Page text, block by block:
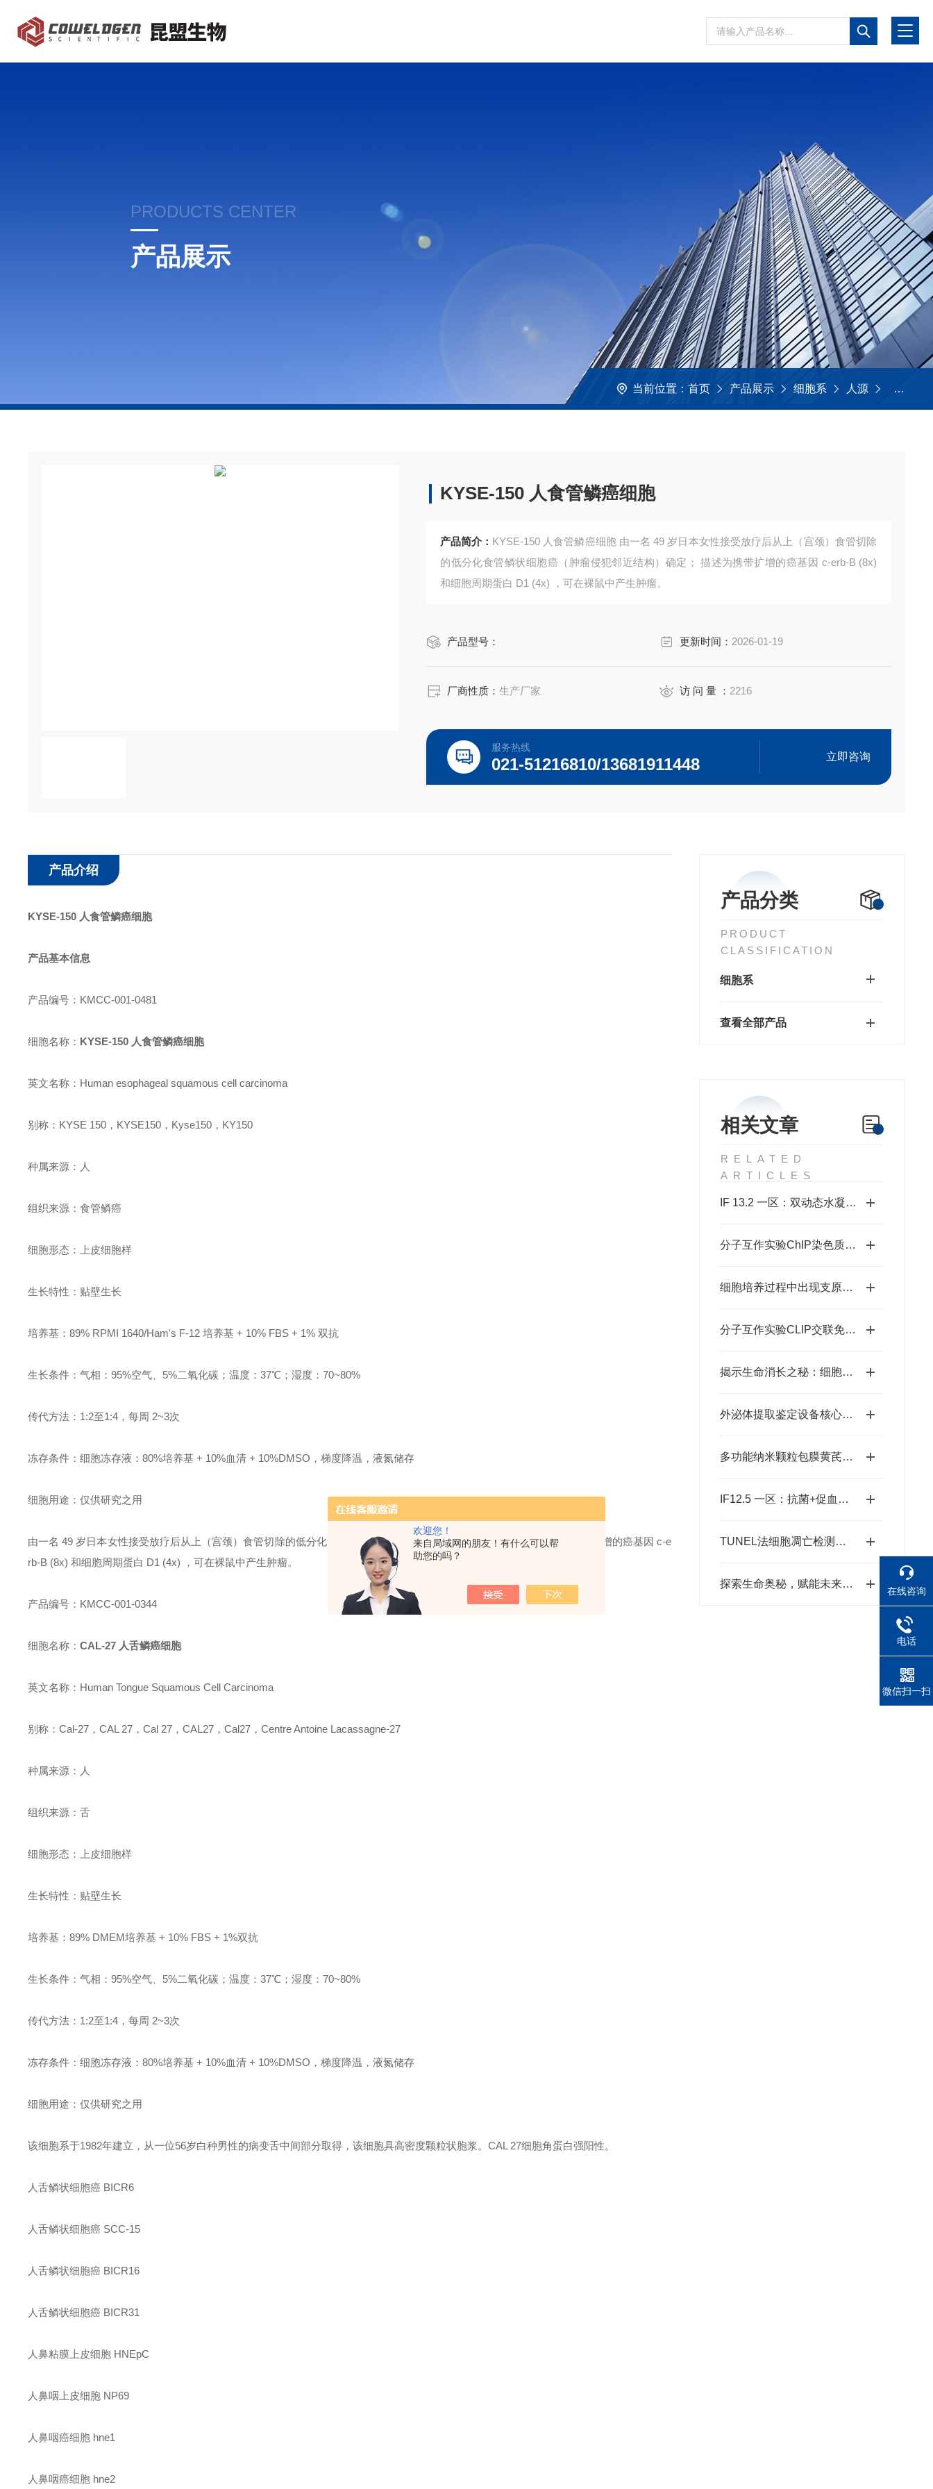
欢迎您！
来自局域网的朋友！有什么可以帮
助您的吗？
PRODUCTS CENTER
产品展示
当前位置： 首页 产品展示 细胞系 人源 KYSE-
KYSE-150 人食管鳞癌细胞
产品简介： KYSE-150 人食管鳞癌细胞 由一名 49 岁日本女性接受放疗后从上（宫颈）食管切除
的低分化食管鳞状细胞癌（肿瘤侵犯邻近结构）确定； 描述为携带扩增的癌基因 c-erb-B (8x)
和细胞周期蛋白 D1 (4x) ，可在裸鼠中产生肿瘤。
产品型号： 更新时间： 2026-01-19
厂商性质：生产厂家 访 问 量 ： 2216
服务热线
021-51216810/13681911448 立即咨询
产品分类
PRODUCT
CLASSIFICATION
细胞系
查看全部产品
相关文章
RELATED
ARTICLES
IF 13.2 一区：双动态水凝胶：糖尿病伤口光疗新时代
分子互作实验ChIP染色质免疫共沉淀
细胞培养过程中出现支原体污染，该怎么办？
分子互作实验CLIP交联免疫共沉淀
揭示生命消长之秘：细胞凋亡检测在生物医学研究中的应用
外泌体提取鉴定设备核心优势与应用场景深度探索
多功能纳米颗粒包膜黄芪多糖和金纳米棒联合聚焦超声治疗乳腺癌
IF12.5 一区：抗菌+促血管生成：壳聚糖水凝胶为糖尿病足治疗注入新希望
TUNEL法细胞凋亡检测假阳性率高怎么破？
探索生命奥秘，赋能未来健康：细胞培养——现代生物医学研究的基石
产品介绍
KYSE-150 人食管鳞癌细胞
产品基本信息
产品编号：KMCC-001-0481
细胞名称： KYSE-150 人食管鳞癌细胞
英文名称：Human esophageal squamous cell carcinoma
别称：KYSE 150，KYSE150，Kyse150，KY150
种属来源：人
组织来源：食管鳞癌
细胞形态：上皮细胞样
生长特性：贴壁生长
培养基：89% RPMI 1640/Ham's F-12 培养基 + 10% FBS + 1% 双抗
生长条件：气相：95%空气、5%二氧化碳；温度：37℃；湿度：70~80%
传代方法：1:2至1:4，每周 2~3次
冻存条件：细胞冻存液：80%培养基 + 10%血清 + 10%DMSO，梯度降温，液氮储存
细胞用途：仅供研究之用
由一名 49 岁日本女性接受放疗后从上（宫颈）食管切除的低分化食管鳞状细胞癌（肿瘤侵犯邻近结构）确定； 描述为携带扩增的癌基因 c-e
rb-B (8x) 和细胞周期蛋白 D1 (4x) ，可在裸鼠中产生肿瘤。
产品编号：KMCC-001-0344
细胞名称： CAL-27 人舌鳞癌细胞
英文名称：Human Tongue Squamous Cell Carcinoma
别称：Cal-27，CAL 27，Cal 27，CAL27，Cal27，Centre Antoine Lacassagne-27
种属来源：人
组织来源：舌
细胞形态：上皮细胞样
生长特性：贴壁生长
培养基：89% DMEM培养基 + 10% FBS + 1%双抗
生长条件：气相：95%空气、5%二氧化碳；温度：37℃；湿度：70~80%
传代方法：1:2至1:4，每周 2~3次
冻存条件：细胞冻存液：80%培养基 + 10%血清 + 10%DMSO，梯度降温，液氮储存
细胞用途：仅供研究之用
该细胞系于1982年建立，从一位56岁白种男性的病变舌中间部分取得，该细胞具高密度颗粒状胞浆。CAL 27细胞角蛋白强阳性。
人舌鳞状细胞癌 BICR6
人舌鳞状细胞癌 SCC-15
人舌鳞状细胞癌 BICR16
人舌鳞状细胞癌 BICR31
人鼻粘膜上皮细胞 HNEpC
人鼻咽上皮细胞 NP69
人鼻咽癌细胞 hne1
人鼻咽癌细胞 hne2
在线咨询
电话
微信扫一扫